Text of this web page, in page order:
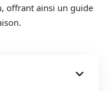
offrant ainsi un guide